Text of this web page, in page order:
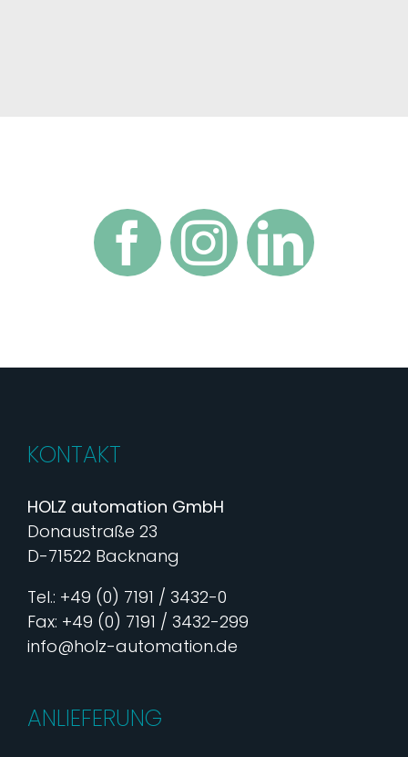
KONTAKT
HOLZ automation GmbH
Donaustraße 23
D-71522 Backnang
Tel.: +49 (0) 7191 / 3432-0
Fax: +49 (0) 7191 / 3432-299
info@holz-automation.de
ANLIEFERUNG